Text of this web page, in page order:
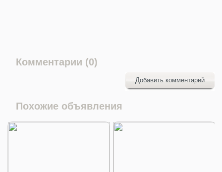
Комментарии (0)
Добавить комментарий
Похожие объявления